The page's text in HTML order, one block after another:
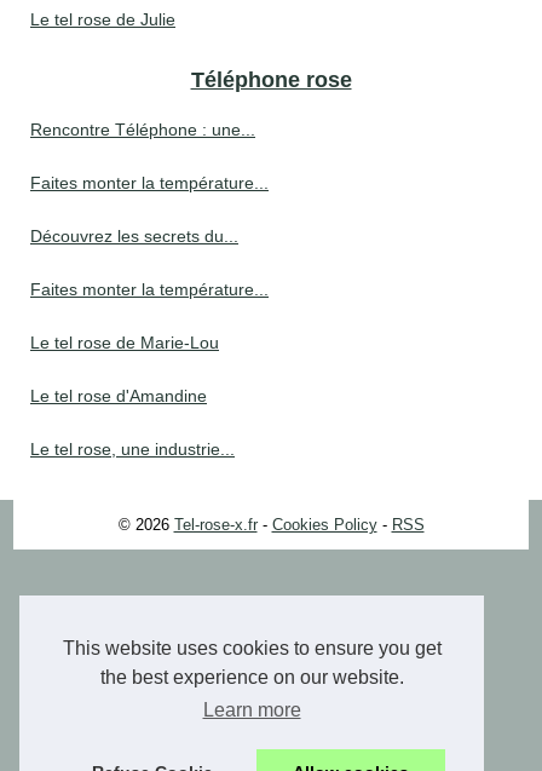
This website uses cookies to ensure you get
the best experience on our website.
Learn more
Le tel rose de Julie
Téléphone rose
Rencontre Téléphone : une...
Faites monter la température...
Découvrez les secrets du...
Faites monter la température...
Le tel rose de Marie-Lou
Le tel rose d'Amandine
Le tel rose, une industrie...
© 2026 Tel-rose-x.fr- Cookies Policy- RSS